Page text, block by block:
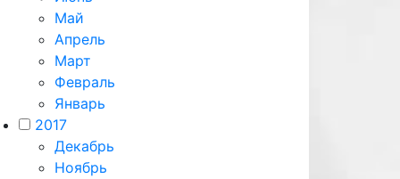
Май
Апрель
Март
Февраль
Январь
2017
Декабрь
Ноябрь